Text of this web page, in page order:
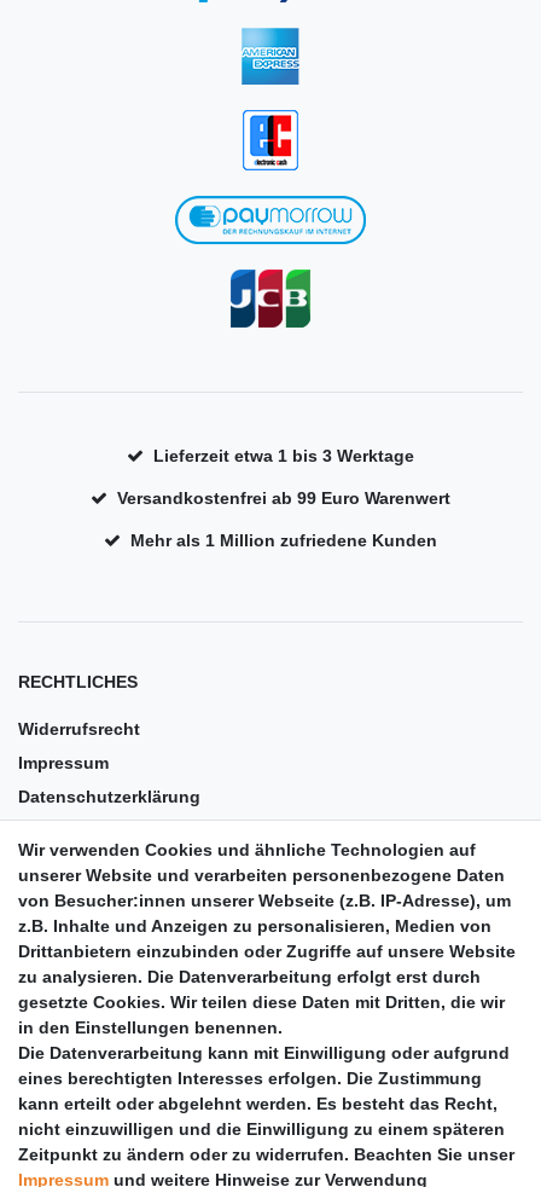
Lieferzeit etwa 1 bis 3 Werktage
Versandkostenfrei ab 99 Euro Warenwert
Mehr als 1 Million zufriedene Kunden
RECHTLICHES
Widerrufsrecht
Impressum
Datenschutzerklärung
Barrierefreiheit
Anleitungen
Vertrag widerrufen
PARTNER
DHL
GLS
PaketPLUS
Wir verwenden Cookies und ähnliche Technologien auf
unserer Website und verarbeiten personenbezogene Daten
von Besucher:innen unserer Webseite (z.B. IP-Adresse), um
z.B. Inhalte und Anzeigen zu personalisieren, Medien von
Drittanbietern einzubinden oder Zugriffe auf unsere Website
zu analysieren. Die Datenverarbeitung erfolgt erst durch
gesetzte Cookies. Wir teilen diese Daten mit Dritten, die wir
in den Einstellungen benennen.
Die Datenverarbeitung kann mit Einwilligung oder aufgrund
eines berechtigten Interesses erfolgen. Die Zustimmung
kann erteilt oder abgelehnt werden. Es besteht das Recht,
nicht einzuwilligen und die Einwilligung zu einem späteren
Zeitpunkt zu ändern oder zu widerrufen. Beachten Sie unser
Impressum und weitere Hinweise zur Verwendung